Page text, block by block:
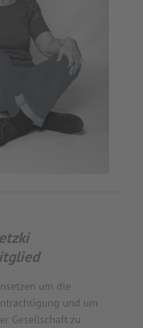
um die
und um
Gesellschaft zu